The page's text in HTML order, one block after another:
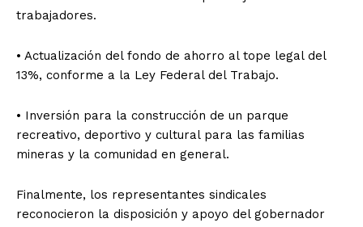
trabajadores.
• Actualización del fondo de ahorro al tope legal del
13%, conforme a la Ley Federal del Trabajo.
• Inversión para la construcción de un parque
recreativo, deportivo y cultural para las familias
mineras y la comunidad en general.
Finalmente, los representantes sindicales
reconocieron la disposición y apoyo del gobernador